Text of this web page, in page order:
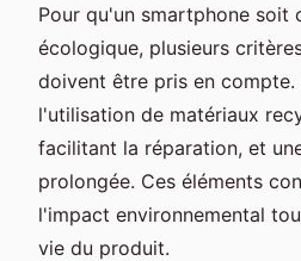
Pour qu'un smartphone soit
écologique, plusieurs
doivent être pris en compte.
l'utilisation de matériaux
facilitant la réparation, et
prolongée. Ces éléments
l'impact environnemental
vie du produit.